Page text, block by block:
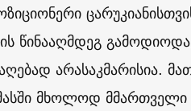
წინააღმდეგ
არასაკმარისია.
მხოლოდ მმართველი